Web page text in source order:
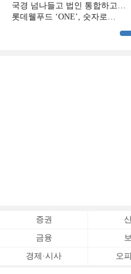
국경 넘나들고 법인 통합하고…
롯데웰푸드 ‘ONE’, 숫자로
증권
금융
경제·시사 오